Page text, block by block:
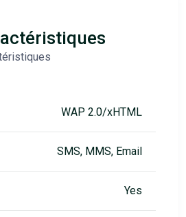
WAP 2.0/xHTML
SMS, MMS, Email
Yes